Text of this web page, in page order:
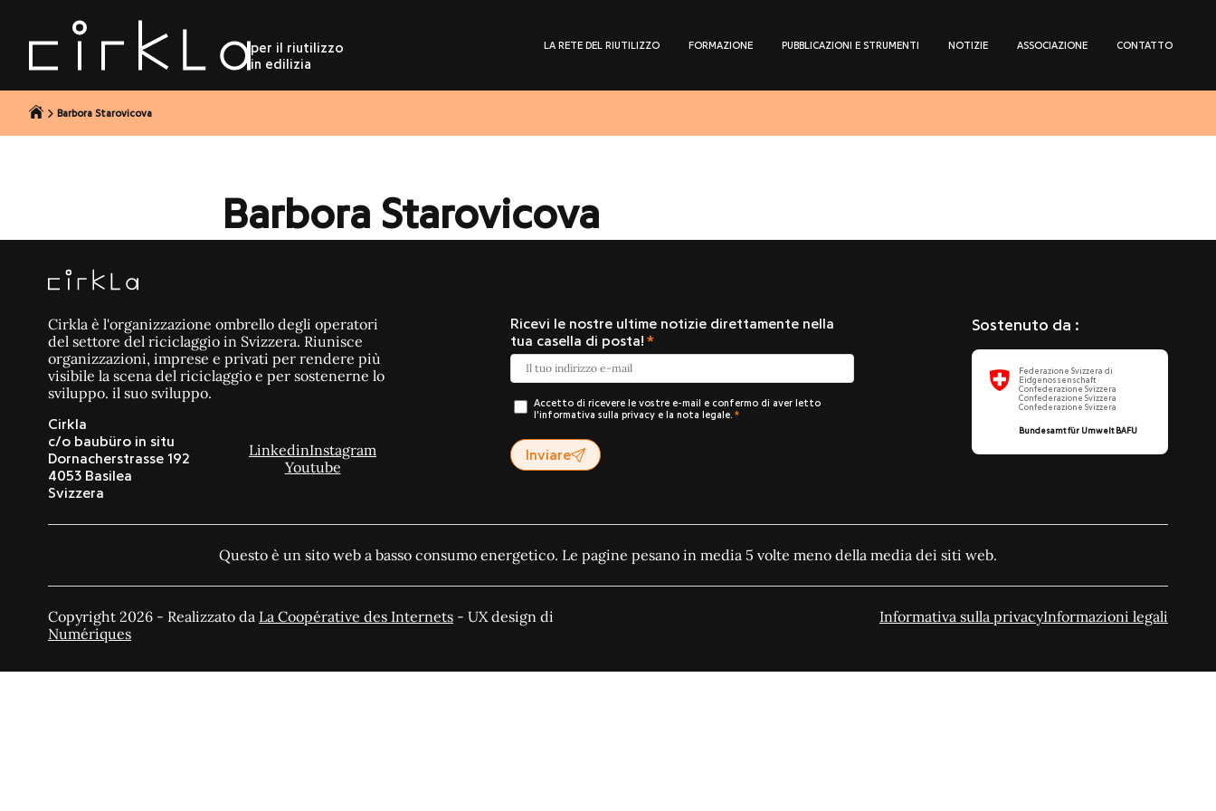
per il riutilizzo
in edilizia
LA RETE DEL RIUTILIZZO FORMAZIONE PUBBLICAZIONI E STRUMENTI NOTIZIE ASSOCIAZIONE CONTATTO
Barbora Starovicova
Barbora Starovicova
Cirkla è l'organizzazione ombrello degli operatori
del settore del riciclaggio in Svizzera. Riunisce
organizzazioni, imprese e privati per rendere più
visibile la scena del riciclaggio e per sostenerne lo
sviluppo. il suo sviluppo.
Cirkla
c/o baubüro in situ
Dornacherstrasse 192
4053 Basilea
Svizzera
LinkedinInstagram
Youtube
Ricevi le nostre ultime notizie direttamente nella
tua casella di posta!
Accetto di ricevere le vostre e-mail e confermo di aver letto
l'informativa sulla privacy e la nota legale.
Inviare
Sostenuto da :
Federazione Svizzera di
Eidgenossenschaft
Confederazione Svizzera
Confederazione Svizzera
Confederazione Svizzera
Bundesamt für Umwelt BAFU
Questo è un sito web a basso consumo energetico. Le pagine pesano in media 5 volte meno della media dei siti web.
Copyright 2026 - Realizzato da La Coopérative des Internets - UX design di
Numériques
Informativa sulla privacyInformazioni legali